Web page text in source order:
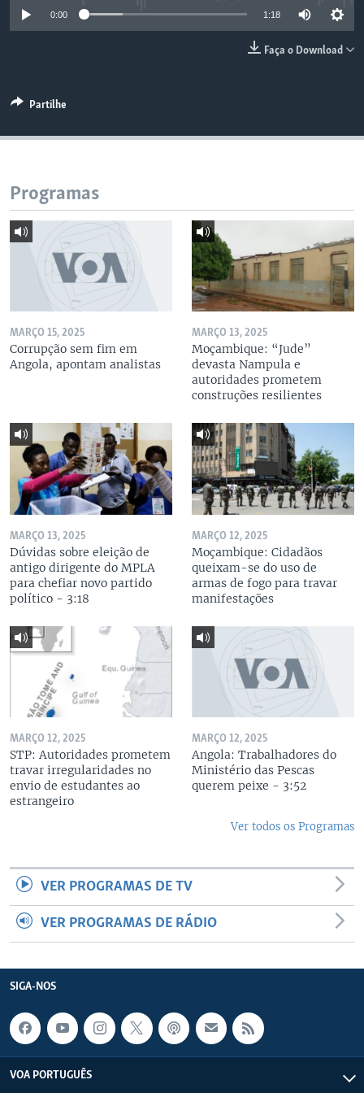
0:00 1:18
Faça o Download
Partilhe
Programas
MARÇO 15, 2025
Corrupção sem fim em
Angola, apontam analistas
MARÇO 13, 2025
Moçambique: “Jude”
devasta Nampula e
autoridades prometem
construções resilientes
MARÇO 13, 2025
Dúvidas sobre eleição de
antigo dirigente do MPLA
para chefiar novo partido
político - 3:18
MARÇO 12, 2025
Moçambique: Cidadãos
queixam-se do uso de
armas de fogo para travar
manifestações
MARÇO 12, 2025
STP: Autoridades prometem
travar irregularidades no
envio de estudantes ao
estrangeiro
MARÇO 12, 2025
Angola: Trabalhadores do
Ministério das Pescas
querem peixe - 3:52
Ver todos os Programas
VER PROGRAMAS DE TV
VER PROGRAMAS DE RÁDIO
SIGA-NOS
VOA PORTUGUÊS